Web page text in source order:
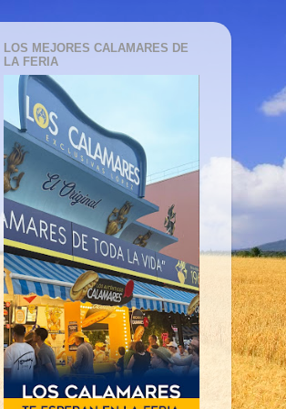
LOS MEJORES CALAMARES DE
LA FERIA